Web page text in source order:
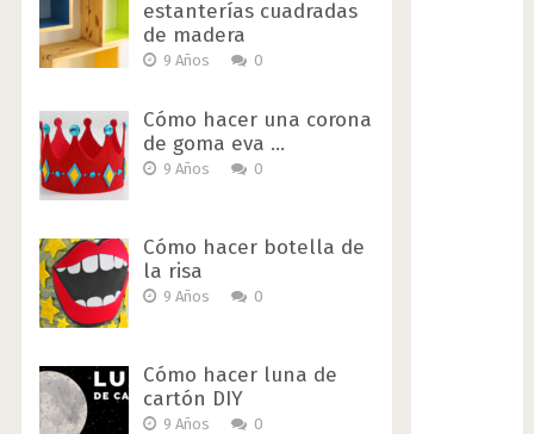
estanterías cuadradas
de madera
9 Años 0
Cómo hacer una corona
de goma eva …
9 Años 0
Cómo hacer botella de
la risa
9 Años 0
Cómo hacer luna de
cartón DIY
9 Años 0